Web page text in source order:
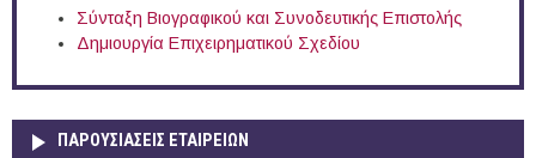
Σύνταξη Βιογραφικού και Συνοδευτικής Επιστολής
Δημιουργία Επιχειρηματικού Σχεδίου
ΠΑΡΟΥΣΙΆΣΕΙΣ ΕΤΑΙΡΕΙΏΝ